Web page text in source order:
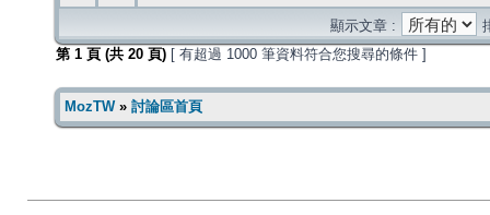
顯示文章 :
第 1 頁 (共 20 頁) [ 有超過 1000 筆資料符合您搜尋的條件 ]
MozTW» 討論區首頁